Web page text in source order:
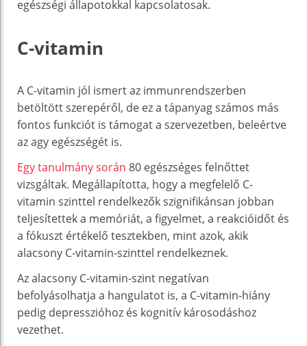
egészségi állapotokkal kapcsolatosak.
C-vitamin
A C-vitamin jól ismert az immunrendszerben
betöltött szerepéről, de ez a tápanyag számos más
fontos funkciót is támogat a szervezetben, beleértve
az agy egészségét is.
Egy tanulmány során 80 egészséges felnőttet
vizsgáltak. Megállapította, hogy a megfelelő C-
vitamin szinttel rendelkezők szignifikánsan jobban
teljesítettek a memóriát, a figyelmet, a reakcióidőt és
a fókuszt értékelő tesztekben, mint azok, akik
alacsony C-vitamin-szinttel rendelkeznek.
Az alacsony C-vitamin-szint negatívan
befolyásolhatja a hangulatot is, a C-vitamin-hiány
pedig depresszióhoz és kognitív károsodáshoz
vezethet.